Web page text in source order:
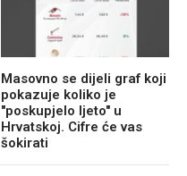
Masovno se dijeli graf koji
pokazuje koliko je
"poskupjelo ljeto" u
Hrvatskoj. Cifre će vas
šokirati